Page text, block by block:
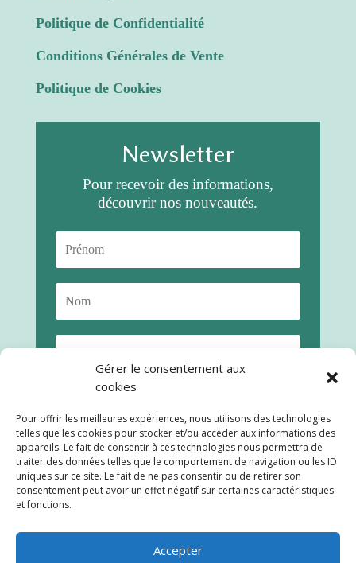
Gérer le consentement aux
cookies
Pour offrir les meilleures expériences, nous utilisons des technologies
telles que les cookies pour stocker et/ou accéder aux informations des
appareils. Le fait de consentir à ces technologies nous permettra de
traiter des données telles que le comportement de navigation ou les ID
uniques sur ce site. Le fait de ne pas consentir ou de retirer son
consentement peut avoir un effet négatif sur certaines caractéristiques
et fonctions.
Accepter
Politique de Confidentialité
Conditions Générales de Vente
Politique de Cookies
Newsletter
Pour recevoir des informations,
découvrir nos nouveautés.
S'abonner